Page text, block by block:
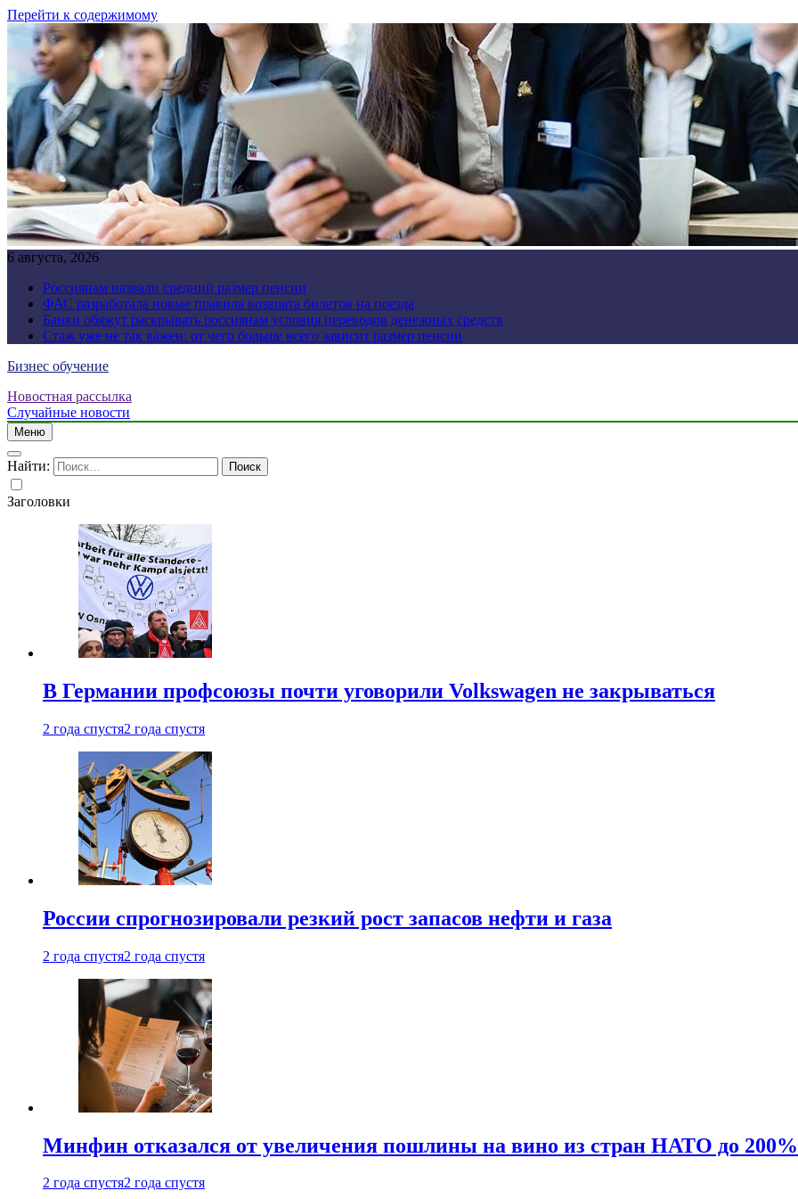
Перейти к содержимому
6 августа, 2026
Россиянам назвали средний размер пенсии
ФАС разработала новые правила возврата билетов на поезда
Банки обяжут раскрывать россиянам условия переводов денежных средств
Стаж уже не так важен: от чего больше всего зависит размер пенсии
Бизнес обучение
Новостная рассылка
Случайные новости
Меню
Найти:
Заголовки
В Германии профсоюзы почти уговорили Volkswagen не закрываться
2 года спустя2 года спустя
России спрогнозировали резкий рост запасов нефти и газа
2 года спустя2 года спустя
Минфин отказался от увеличения пошлины на вино из стран НАТО до 200%
2 года спустя2 года спустя